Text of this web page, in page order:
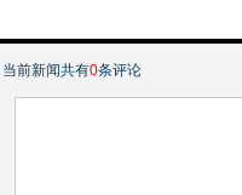
当前新闻共有0条评论